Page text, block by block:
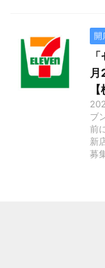
開
月
ブ
前
新
募